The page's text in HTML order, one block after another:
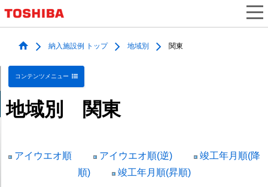
納入施設例 トップ 地域別 関東
コンテンツメニュー
地域別 関東
アイウエオ順 アイウエオ順(逆)
竣工年月順(降
順)
竣工年月順(昇順)